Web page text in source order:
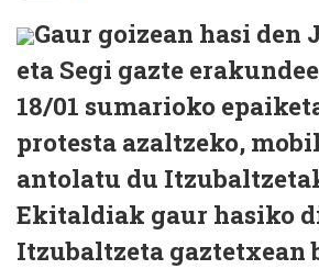
Gaur goizean hasi den
eta Segi gazte
18/01 sumarioko
protesta azaltzeko,
antolatu du
Ekitaldiak gaur hasiko
Itzubaltzeta gaztetxean